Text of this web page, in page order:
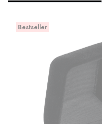
Bestseller